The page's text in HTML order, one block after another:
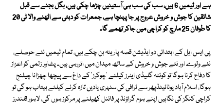
ہے اور ٹیمیں 6 ہیں، سب کی سب ہی آستینیں چڑھا چکی ہیں، بگل بجنے سے قبل
شائقین کا جوش و خروش عروج پر جا پہنچا ہے، جمعرات کو دبئی سے اٹھنے والا ٹی 20
کا طوفان 25 مارچ کو کراچی میں جاکر تھمے گا۔
پی ایس ایل کے ابتدائی دو ایڈیشن قصہ پارینہ بن چکے ہیں، تمام ٹیمیں نئے حوصلے،
نئے ولوے اور نئے جوش و خروش کے ساتھ میدان میں اتررہی ہیں۔ پشاور زلمی کو اعزاز
کا دفاع کرنا ہوگا تو کوئٹہ گلیڈی ایٹرز کیلئے 'چوکرز' کے داغ سے پیچھا چھڑانا چیلنج
ہوگا، اسلام آباد یونائیٹڈپھر سے ٹرافی کی سنہری یادیں تازہ کرنے کیلئے بیتاب ہو گی تو
کراچی کنگز کی نگاہیں اپنے ہوم گراؤنڈ پر فائنل کھیلنے پر مرکوز ہوں گی، لاہور قلندرز